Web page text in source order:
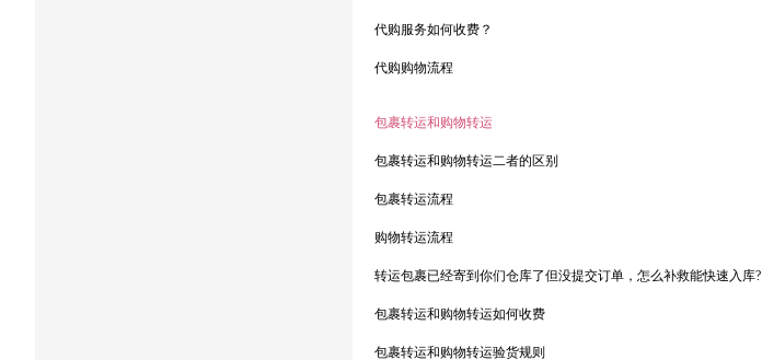
代购服务如何收费？
代购购物流程
包裹转运和购物转运
包裹转运和购物转运二者的区别
包裹转运流程
购物转运流程
转运包裹已经寄到你们仓库了但没提交订单，怎么补救能快速入库?
包裹转运和购物转运如何收费
包裹转运和购物转运验货规则